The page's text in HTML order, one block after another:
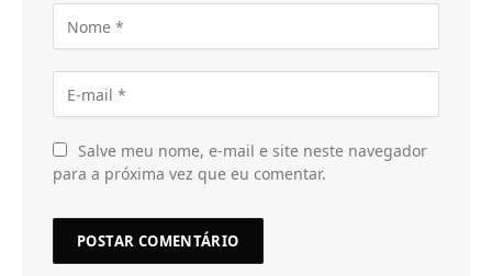
Salve meu nome, e-mail e site neste navegador
para a próxima vez que eu comentar.